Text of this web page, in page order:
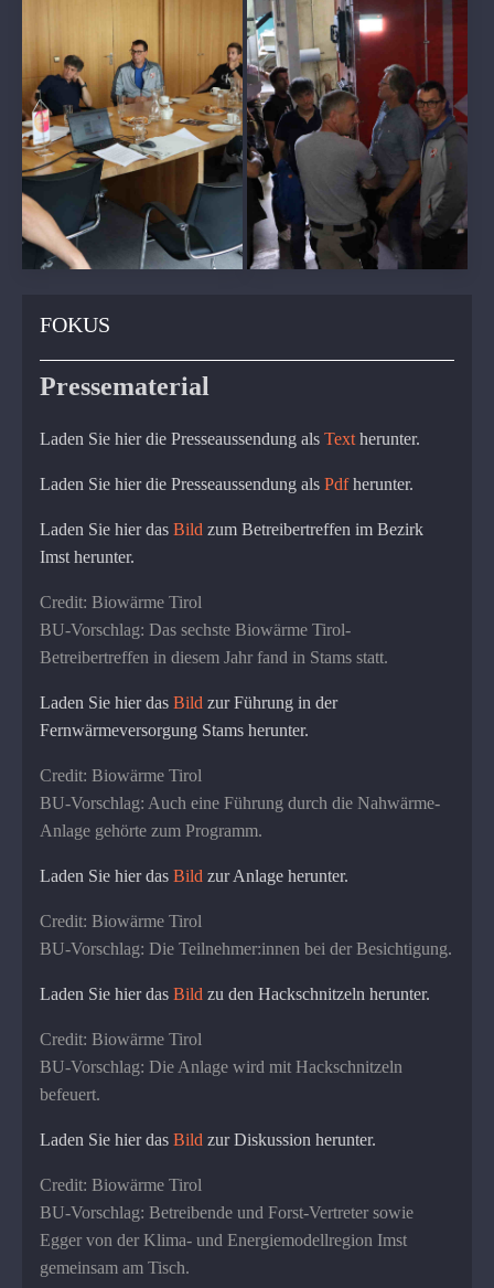
FOKUS
Pressematerial
Laden Sie hier die Presseaussendung als Textherunter.
Laden Sie hier die Presseaussendung als Pdfherunter.
Laden Sie hier das Bild zum Betreibertreffen im Bezirk
Imst herunter.
Credit: Biowärme Tirol
BU-Vorschlag: Das sechste Biowärme Tirol-
Betreibertreffen in diesem Jahr fand in Stams statt.
Laden Sie hier das Bild zur Führung in der
Fernwärmeversorgung Stams herunter.
Credit: Biowärme Tirol
BU-Vorschlag: Auch eine Führung durch die Nahwärme-
Anlage gehörte zum Programm.
Laden Sie hier das Bild zur Anlage herunter.
Credit: Biowärme Tirol
BU-Vorschlag: Die Teilnehmer:innen bei der Besichtigung.
Laden Sie hier das Bild zu den Hackschnitzeln herunter.
Credit: Biowärme Tirol
BU-Vorschlag: Die Anlage wird mit Hackschnitzeln
befeuert.
Laden Sie hier das Bild zur Diskussion herunter.
Credit: Biowärme Tirol
BU-Vorschlag: Betreibende und Forst-Vertreter sowie
Egger von der Klima- und Energiemodellregion Imst
gemeinsam am Tisch.